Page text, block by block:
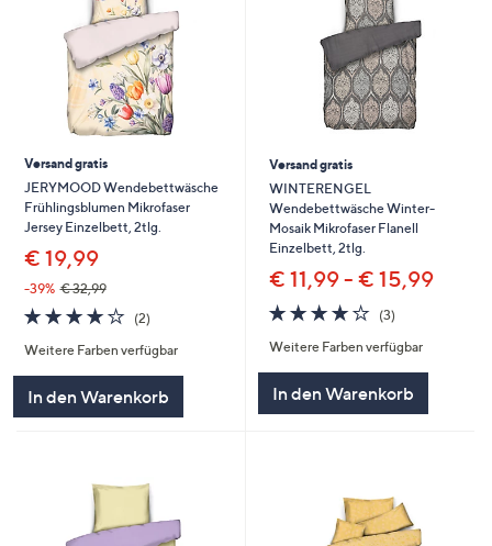
Versand gratis
JERYMOOD Wendebettwäsche
Frühlingsblumen Mikrofaser
Jersey Einzelbett, 2tlg.
€ 19,99
-39% € 32,99
4.0
von
5
(2)
Weitere Farben verfügbar
In den Warenkorb
Versand gratis
WINTERENGEL
Wendebettwäsche Winter-
Mosaik Mikrofaser Flanell
Einzelbett, 2tlg.
€ 11,99 - € 15,99
4.0
von
5
(3)
Weitere Farben verfügbar
In den Warenkorb